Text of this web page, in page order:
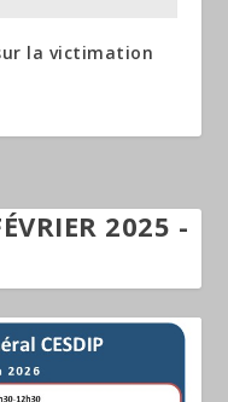
la victimation
2025 -